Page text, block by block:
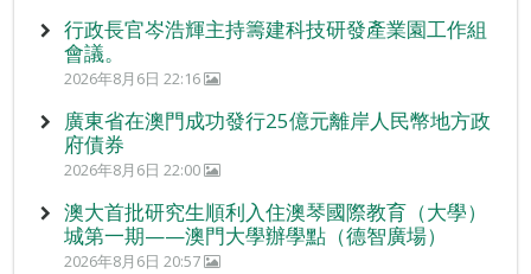
行政長官岑浩輝主持籌建科技研發產業園工作組
會議。
2026年8月6日 22:16
廣東省在澳門成功發行25億元離岸人民幣地方政
府債券
2026年8月6日 22:00
澳大首批研究生順利入住澳琴國際教育（大學）
城第一期——澳門大學辦學點（德智廣場）
2026年8月6日 20:57